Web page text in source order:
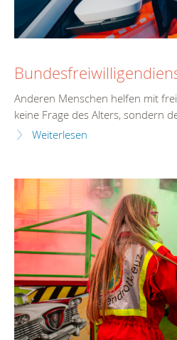
Anderen Menschen helfen mit
keine Frage des Alters, sondern
Weiterlesen